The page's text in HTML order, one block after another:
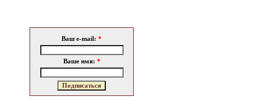
Ваш e-mail: *
Ваше имя: *